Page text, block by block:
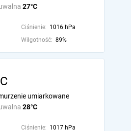
27°C
Ciśnienie: 1016 hPa
Wilgotność: 89%
28°C
umiarkowane
Ciśnienie: 1017 hPa